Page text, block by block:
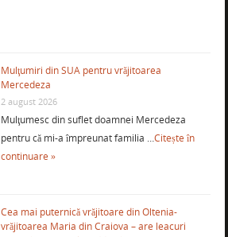
Mulţumiri din SUA pentru vrăjitoarea
Mercedeza
2 august 2026
Mulţumesc din suflet doamnei Mercedeza
pentru că mi-a împreunat familia …Citește în
continuare »
Cea mai puternică vrăjitoare din Oltenia-
vrăjitoarea Maria din Craiova – are leacuri